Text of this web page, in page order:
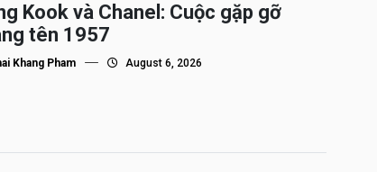
Kook và Chanel: Cuộc gặp gỡ
tên 1957
Khang Pham August 6, 2026